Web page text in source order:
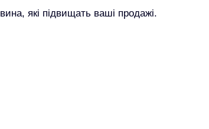
вина, які підвищать ваші продажі.